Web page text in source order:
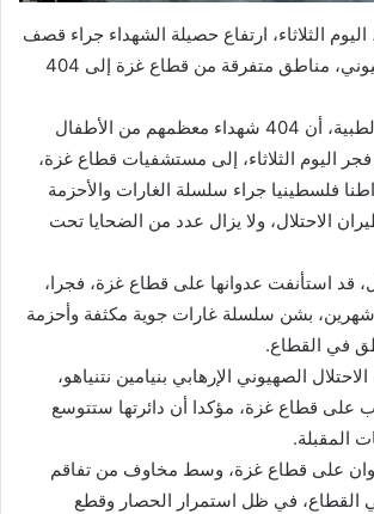
الثلاثاء، ارتفاع حصيلة الشهداء جراء قصف
قوات الاحتلال الصهيوني، مناطق متفرقة من قطاع غزة إلى 404
وأوضحت المصادر الطبية، أن 404 شهداء معظمهم من الأطفال
اليوم الثلاثاء، إلى مستشفيات قطاع غزة،
أصيب 562 مواطنا فلسطينيا جراء سلسلة الغارات والأحزمة
الاحتلال، ولا يزال عدد من الضحايا تحت
قد استأنفت عدوانها على قطاع غزة، فجرا،
بشن سلسلة غارات جوية مكثفة وأحزمة
في القطاع.
الصهيوني الإرهابي بنيامين نتنياهو،
على قطاع غزة، مؤكدا أن دائرتها ستتوسع
المقبلة.
على قطاع غزة، وسط مخاوف من تفاقم
في القطاع، في ظل استمرار الحصار وقطع